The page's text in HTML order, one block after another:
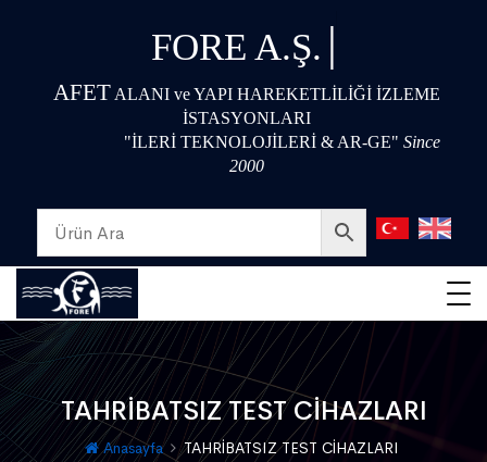
FORE A.Ş. |
AFETALANI ve YAPI HAREKETLİLİĞİ İZLEME
İSTASYONLARI
"İLERİ TEKNOLOJİLERİ & AR-GE" Since
2000
TAHRİBATSIZ TEST CİHAZLARI
Anasayfa TAHRİBATSIZ TEST CİHAZLARI